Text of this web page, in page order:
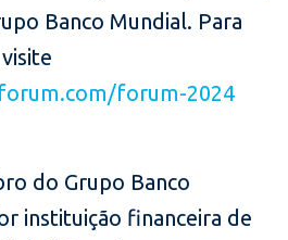
Banco Mundial. Para
forum-2024
do Grupo Banco
instituição financeira de